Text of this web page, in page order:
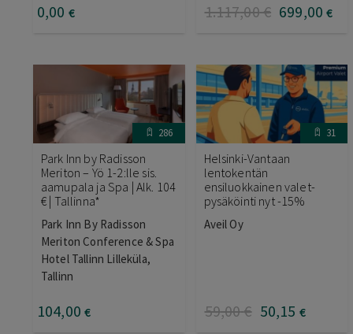
0,00 € 1.117,00€ 699,00 €
286
Park Inn by Radisson
Meriton – Yö 1-2:lle sis.
aamupala ja Spa | Alk. 104
€ | Tallinna*
Park Inn By Radisson
Meriton Conference & Spa
Hotel Tallinn Lilleküla,
Tallinn
104,00 €
31
Helsinki-Vantaan
lentokentän
ensiluokkainen valet-
pysäköinti nyt -15%
Aveil Oy
59,00€ 50,15 €